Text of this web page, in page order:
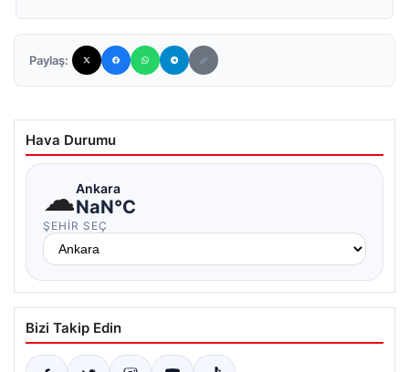
Paylaş:
Hava Durumu
☁Ankara
NaN°C
ŞEHIR SEÇ
Bizi Takip Edin